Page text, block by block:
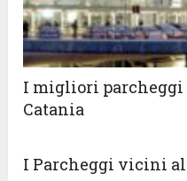
I migliori parcheggi
Catania
I Parcheggi vicini